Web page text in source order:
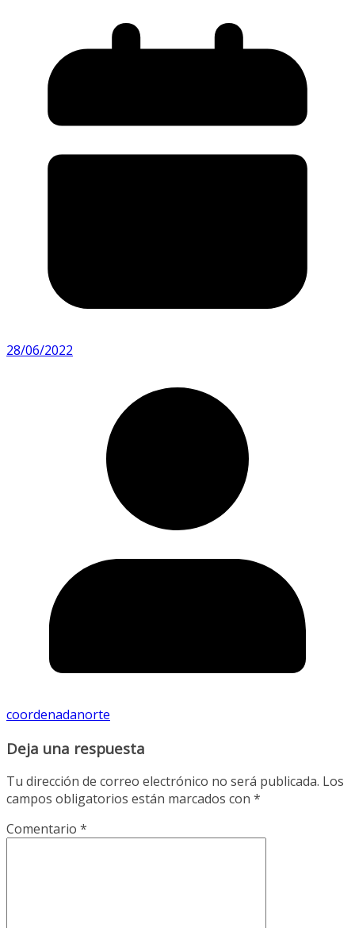
28/06/2022
coordenadanorte
Deja una respuesta
Tu dirección de correo electrónico no será publicada. Los
campos obligatorios están marcados con *
Comentario *